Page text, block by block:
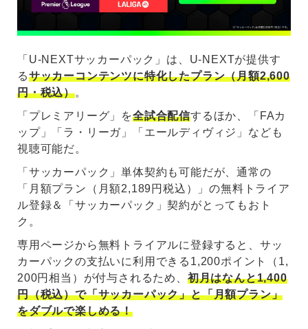
「U-NEXTサッカーパック」は、U-NEXTが提供す
るサッカーコンテンツに特化したプラン（月額2,600
円・税込）。
「プレミアリーグ」を全試合配信するほか、「FAカ
ップ」「ラ・リーガ」「エールディヴィジ」なども
視聴可能だ。
「サッカーパック」単体契約も可能だが、通常の
「月額プラン（月額2,189円税込）」の無料トライア
ル登録＆「サッカーパック」契約がとってもおト
ク。
専用ページから無料トライアルに登録すると、サッ
カーパックの支払いに利用できる1,200ポイント（1,
200円相当）が付与されるため、 初月はなんと1,400
円（税込）で「サッカーパック」と「月額プラン」
をダブルで楽しめる！